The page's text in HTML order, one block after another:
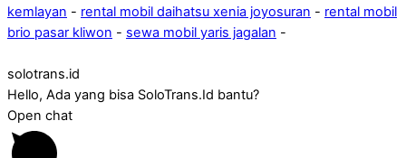
kemlayan - rental mobil daihatsu xenia joyosuran - rental mobil
brio pasar kliwon - sewa mobil yaris jagalan -
solotrans.id
Hello, Ada yang bisa SoloTrans.Id bantu?
Open chat